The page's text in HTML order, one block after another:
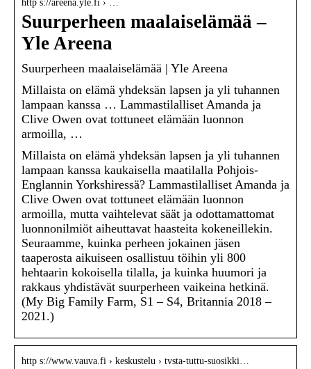
http s://areena.yle.fi › …
Suurperheen maalaiselämää –
Yle Areena
Suurperheen maalaiselämää | Yle Areena
Millaista on elämä yhdeksän lapsen ja yli tuhannen
lampaan kanssa … Lammastilalliset Amanda ja
Clive Owen ovat tottuneet elämään luonnon
armoilla, …
Millaista on elämä yhdeksän lapsen ja yli tuhannen
lampaan kanssa kaukaisella maatilalla Pohjois-
Englannin Yorkshiressä? Lammastilalliset Amanda ja
Clive Owen ovat tottuneet elämään luonnon
armoilla, mutta vaihtelevat säät ja odottamattomat
luonnonilmiöt aiheuttavat haasteita kokeneillekin.
Seuraamme, kuinka perheen jokainen jäsen
taaperosta aikuiseen osallistuu töihin yli 800
hehtaarin kokoisella tilalla, ja kuinka huumori ja
rakkaus yhdistävät suurperheen vaikeina hetkinä.
(My Big Family Farm, S1 – S4, Britannia 2018 –
2021.)
http s://www.vauva.fi › keskustelu › tvsta-tuttu-suosikki…